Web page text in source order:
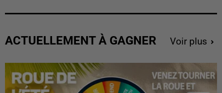
ACTUELLEMENT À GAGNER Voir plus